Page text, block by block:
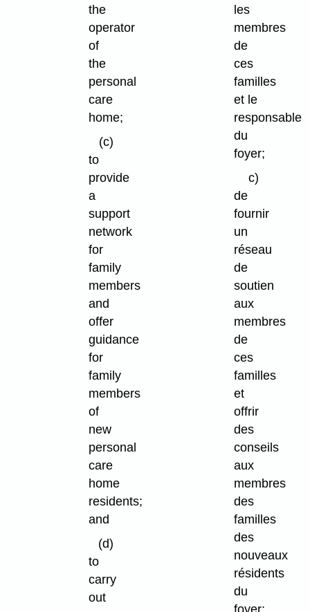
the
operator
of
the
personal
care
home;
(c)
to
provide
a
support
network
for
family
members
and
offer
guidance
for
family
members
of
new
personal
care
home
residents;
and
(d)
to
carry
out
les
membres
de
ces
familles
et le
responsable
du
foyer;
c)
de
fournir
un
réseau
de
soutien
aux
membres
de
ces
familles
et
offrir
des
conseils
aux
membres
des
familles
des
nouveaux
résidents
du
foyer;